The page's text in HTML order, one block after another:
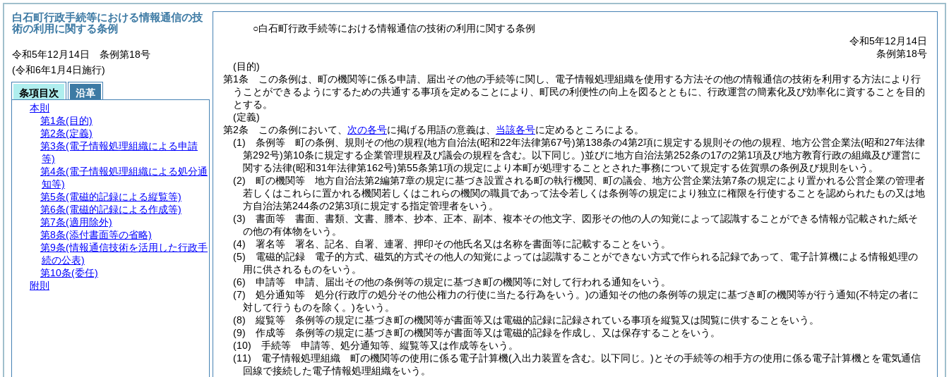
○白石町行政手続等における情報通信の技術の利用に関する条例
令和5年12月14日
条例第18号
(目的)
第1条
この条例は、町の機関等に係る申請、届出その他の手続等に関し、電子情報処理組織を使用する方法その他の情報通信の技術を利用する方法により行
うことができるようにするための共通する事項を定めることにより、町民の利便性の向上を図るとともに、行政運営の簡素化及び効率化に資することを目的
とする。
(定義)
第2条
この条例において、 次の各号に掲げる用語の意義は、 当該各号に定めるところによる。
(1)
条例等 町の条例、規則その他の規程(地方自治法(昭和22年法律第67号)第138条の4第2項に規定する規則その他の規程、地方公営企業法(昭和27年法律
第292号)第10条に規定する企業管理規程及び議会の規程を含む。以下同じ。)並びに地方自治法第252条の17の2第1項及び地方教育行政の組織及び運営に
関する法律(昭和31年法律第162号)第55条第1項の規定により本町が処理することとされた事務について規定する佐賀県の条例及び規則をいう。
(2)
町の機関等 地方自治法第2編第7章の規定に基づき設置される町の執行機関、町の議会、地方公営企業法第7条の規定により置かれる公営企業の管理者
若しくはこれらに置かれる機関若しくはこれらの機関の職員であって法令若しくは条例等の規定により独立に権限を行使することを認められたもの又は地
方自治法第244条の2第3項に規定する指定管理者をいう。
(3)
書面等 書面、書類、文書、謄本、抄本、正本、副本、複本その他文字、図形その他の人の知覚によって認識することができる情報が記載された紙そ
の他の有体物をいう。
(4)
署名等 署名、記名、自署、連署、押印その他氏名又は名称を書面等に記載することをいう。
(5)
電磁的記録 電子的方式、磁気的方式その他人の知覚によっては認識することができない方式で作られる記録であって、電子計算機による情報処理の
用に供されるものをいう。
(6)
申請等 申請、届出その他の条例等の規定に基づき町の機関等に対して行われる通知をいう。
(7)
処分通知等 処分(行政庁の処分その他公権力の行使に当たる行為をいう。)の通知その他の条例等の規定に基づき町の機関等が行う通知(不特定の者に
対して行うものを除く。)をいう。
(8)
縦覧等 条例等の規定に基づき町の機関等が書面等又は電磁的記録に記録されている事項を縦覧又は閲覧に供することをいう。
(9)
作成等 条例等の規定に基づき町の機関等が書面等又は電磁的記録を作成し、又は保存することをいう。
(10)
手続等 申請等、処分通知等、縦覧等又は作成等をいう。
(11)
電子情報処理組織 町の機関等の使用に係る電子計算機(入出力装置を含む。以下同じ。)とその手続等の相手方の使用に係る電子計算機とを電気通信
回線で接続した電子情報処理組織をいう。
白石町行政手続等における情報通信の技
術の利用に関する条例
令和5年12月14日 条例第18号
(令和6年1月4日施行)
条項目次
沿革
本則
第1条(目的)
第2条(定義)
第3条(電子情報処理組織による申請
等)
第4条(電子情報処理組織による処分通
知等)
第5条(電磁的記録による縦覧等)
第6条(電磁的記録による作成等)
第7条(適用除外)
第8条(添付書面等の省略)
第9条(情報通信技術を活用した行政手
続の公表)
第10条(委任)
附則